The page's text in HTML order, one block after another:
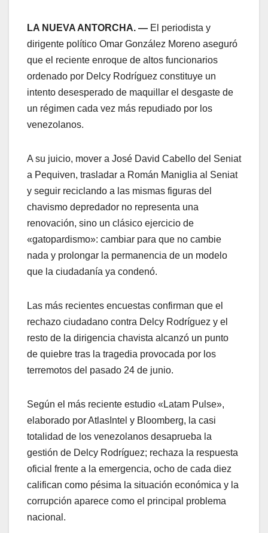
LA NUEVA ANTORCHA. — El periodista y
dirigente político Omar González Moreno aseguró
que el reciente enroque de altos funcionarios
ordenado por Delcy Rodríguez constituye un
intento desesperado de maquillar el desgaste de
un régimen cada vez más repudiado por los
venezolanos.
A su juicio, mover a José David Cabello del Seniat
a Pequiven, trasladar a Román Maniglia al Seniat
y seguir reciclando a las mismas figuras del
chavismo depredador no representa una
renovación, sino un clásico ejercicio de
«gatopardismo»: cambiar para que no cambie
nada y prolongar la permanencia de un modelo
que la ciudadanía ya condenó.
Las más recientes encuestas confirman que el
rechazo ciudadano contra Delcy Rodríguez y el
resto de la dirigencia chavista alcanzó un punto
de quiebre tras la tragedia provocada por los
terremotos del pasado 24 de junio.
Según el más reciente estudio «Latam Pulse»,
elaborado por AtlasIntel y Bloomberg, la casi
totalidad de los venezolanos desaprueba la
gestión de Delcy Rodríguez; rechaza la respuesta
oficial frente a la emergencia, ocho de cada diez
califican como pésima la situación económica y la
corrupción aparece como el principal problema
nacional.